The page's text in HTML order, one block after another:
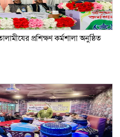
প্রশিক্ষণ কর্মশালা অনুষ্ঠিত